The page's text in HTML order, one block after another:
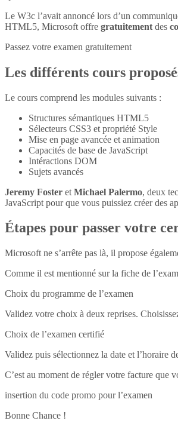
Le W3c l’avait annoncé lors d’un
HTML5, Microsoft offre gratuitement des
Passez votre examen gratuitement
Les différents cours
Le cours comprend les modules suivants :
Structures sémantiques HTML5
Sélecteurs CSS3 et propriété Style
Mise en page avancée et animation
Capacités de base de JavaScript
Intéractions DOM
Sujets avancés
Jeremy Foster et Michael Palermo, deux
JavaScript pour que vous puissiez créer des
Étapes pour passer votre
Microsoft ne s’arrête pas là, il propose
Comme il est mentionné sur la fiche de
Choix du programme de l’examen
Validez votre choix à deux reprises.
Choix de l’examen certifié
Validez puis sélectionnez la date et l’horaire
C’est au moment de régler votre facture que
insertion du code promo pour l’examen
Bonne Chance !